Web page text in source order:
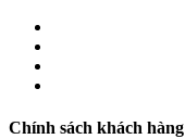
Chính sách khách hàng